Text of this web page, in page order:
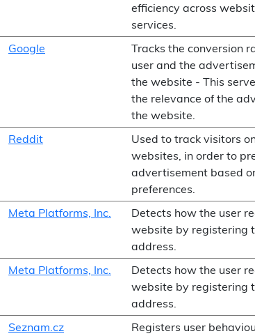
efficiency across
services.
Google
Tracks the conversion
user and the
the website - This
the relevance of the
the website.
Reddit
Used to track visitors
websites, in order to
advertisement based
preferences.
Meta Platforms, Inc.
Detects how the user
website by registering
address.
Meta Platforms, Inc.
Detects how the user
website by registering
address.
Seznam.cz
Registers user